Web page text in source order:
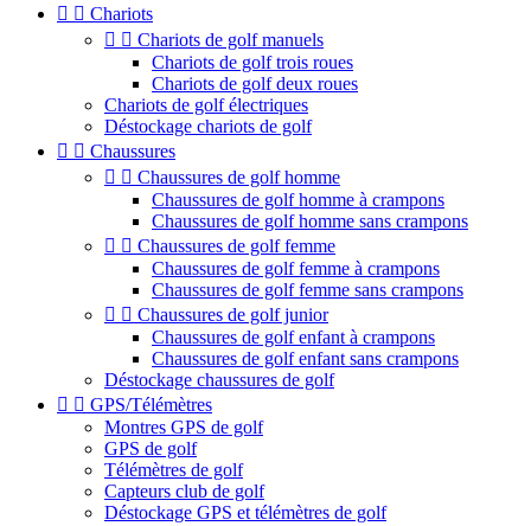
  Chariots
  Chariots de golf manuels
Chariots de golf trois roues
Chariots de golf deux roues
Chariots de golf électriques
Déstockage chariots de golf
  Chaussures
  Chaussures de golf homme
Chaussures de golf homme à crampons
Chaussures de golf homme sans crampons
  Chaussures de golf femme
Chaussures de golf femme à crampons
Chaussures de golf femme sans crampons
  Chaussures de golf junior
Chaussures de golf enfant à crampons
Chaussures de golf enfant sans crampons
Déstockage chaussures de golf
  GPS/Télémètres
Montres GPS de golf
GPS de golf
Télémètres de golf
Capteurs club de golf
Déstockage GPS et télémètres de golf